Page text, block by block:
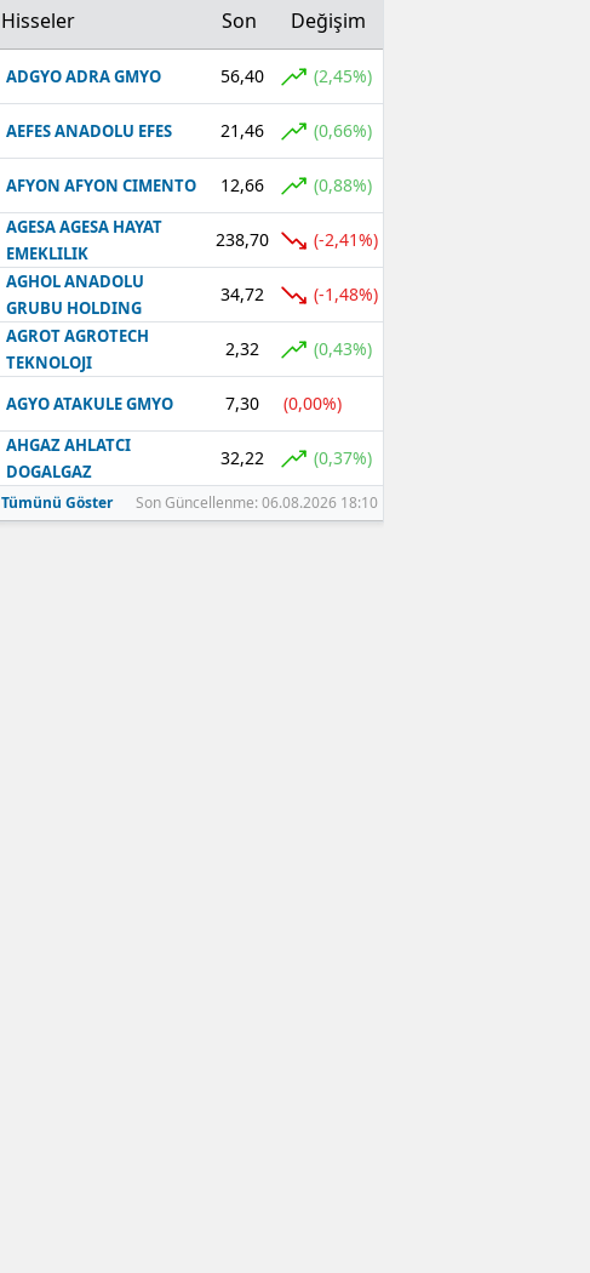
Hisseler Son Değişim
ADGYO ADRA GMYO 56,40 (2,45%)
AEFES ANADOLU EFES 21,46 (0,66%)
AFYON AFYON CIMENTO 12,66 (0,88%)
AGESA AGESA HAYAT
EMEKLILIK
238,70 (-2,41%)
AGHOL ANADOLU
GRUBU HOLDING
34,72 (-1,48%)
AGROT AGROTECH
TEKNOLOJI
2,32 (0,43%)
AGYO ATAKULE GMYO 7,30 (0,00%)
AHGAZ AHLATCI
DOGALGAZ
32,22 (0,37%)
Tümünü Göster Son Güncellenme: 06.08.2026 18:10